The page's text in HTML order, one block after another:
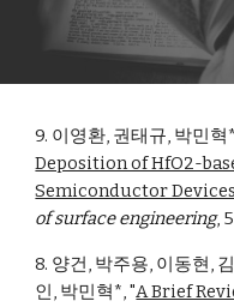
9. 이영환, 권태규, 박민혁*
Deposition of HfO2-
Semiconductor
of surface engineering,
8. 양건, 박주용, 이동현,
인, 박민혁*, "A Brief